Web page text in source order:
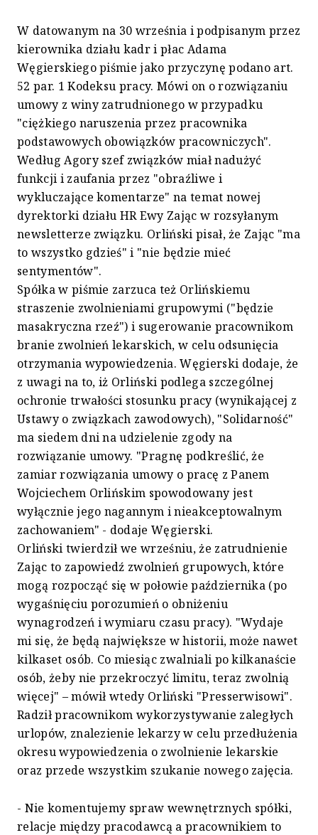
W datowanym na 30 września i podpisanym przez
kierownika działu kadr i płac Adama
Węgierskiego piśmie jako przyczynę podano art.
52 par. 1 Kodeksu pracy. Mówi on o rozwiązaniu
umowy z winy zatrudnionego w przypadku
"ciężkiego naruszenia przez pracownika
podstawowych obowiązków pracowniczych".
Według Agory szef związków miał nadużyć
funkcji i zaufania przez "obraźliwe i
wykluczające komentarze" na temat nowej
dyrektorki działu HR Ewy Zając w rozsyłanym
newsletterze związku. Orliński pisał, że Zając "ma
to wszystko gdzieś" i "nie będzie mieć
sentymentów".
Spółka w piśmie zarzuca też Orlińskiemu
straszenie zwolnieniami grupowymi ("będzie
masakryczna rzeź") i sugerowanie pracownikom
branie zwolnień lekarskich, w celu odsunięcia
otrzymania wypowiedzenia. Węgierski dodaje, że
z uwagi na to, iż Orliński podlega szczególnej
ochronie trwałości stosunku pracy (wynikającej z
Ustawy o związkach zawodowych), "Solidarność"
ma siedem dni na udzielenie zgody na
rozwiązanie umowy. "Pragnę podkreślić, że
zamiar rozwiązania umowy o pracę z Panem
Wojciechem Orlińskim spowodowany jest
wyłącznie jego nagannym i nieakceptowalnym
zachowaniem" - dodaje Węgierski.
Orliński twierdził we wrześniu, że zatrudnienie
Zając to zapowiedź zwolnień grupowych, które
mogą rozpocząć się w połowie października (po
wygaśnięciu porozumień o obniżeniu
wynagrodzeń i wymiaru czasu pracy). "Wydaje
mi się, że będą największe w historii, może nawet
kilkaset osób. Co miesiąc zwalniali po kilkanaście
osób, żeby nie przekroczyć limitu, teraz zwolnią
więcej" – mówił wtedy Orliński "Presserwisowi".
Radził pracownikom wykorzystywanie zaległych
urlopów, znalezienie lekarzy w celu przedłużenia
okresu wypowiedzenia o zwolnienie lekarskie
oraz przede wszystkim szukanie nowego zajęcia.
- Nie komentujemy spraw wewnętrznych spółki,
relacje między pracodawcą a pracownikiem to